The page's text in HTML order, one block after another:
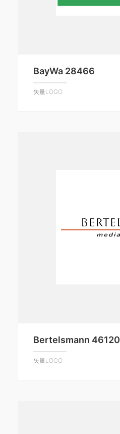
BayWa 28466
矢量LOGO
Bertelsmann 46120
矢量LOGO